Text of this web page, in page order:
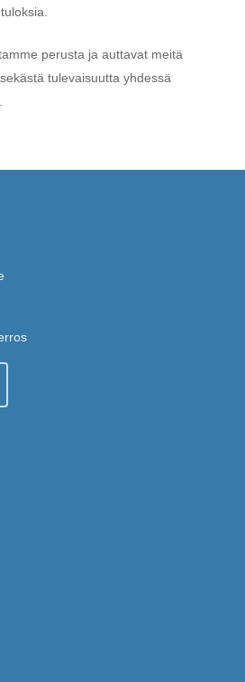
perusta ja auttavat meitä
tulevaisuutta yhdessä